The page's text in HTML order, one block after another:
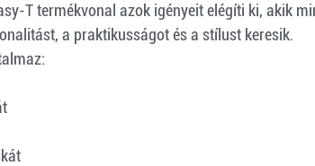
T termékvonal azok igényeit elégíti ki, akik
a praktikusságot és a stílust keresik.